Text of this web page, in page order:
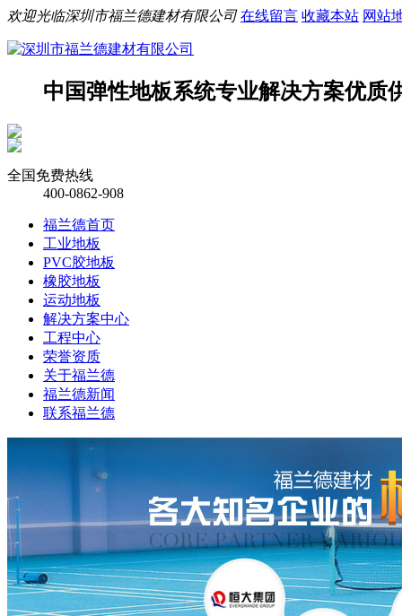
欢迎光临深圳市福兰德建材有限公司 在线留言 收藏本站 网站
中国弹性地板系统专业解决方案优质
全国免费热线
400-0862-908
福兰德首页
工业地板
PVC胶地板
橡胶地板
运动地板
解决方案中心
工程中心
荣誉资质
关于福兰德
福兰德新闻
联系福兰德